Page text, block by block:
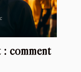
comment